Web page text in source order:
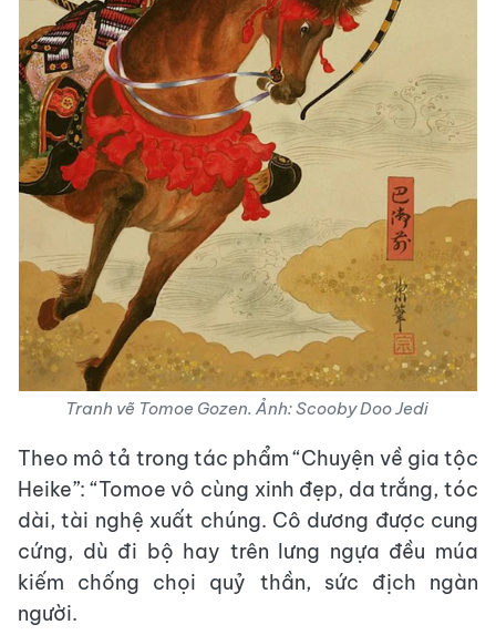
Tranh vẽ Tomoe Gozen. Ảnh: Scooby Doo Jedi
Theo mô tả trong tác phẩm “Chuyện về gia tộc
Heike”: “Tomoe vô cùng xinh đẹp, da trắng, tóc
dài, tài nghệ xuất chúng. Cô dương được cung
cứng, dù đi bộ hay trên lưng ngựa đều múa
kiếm chống chọi quỷ thần, sức địch ngàn
người.